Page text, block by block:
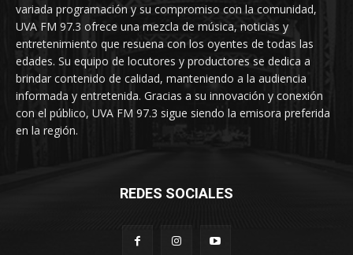
variada programación y su compromiso con la comunidad,
UVA FM 97.3 ofrece una mezcla de música, noticias y
entretenimiento que resuena con los oyentes de todas las
edades. Su equipo de locutores y productores se dedica a
brindar contenido de calidad, manteniendo a la audiencia
informada y entretenida. Gracias a su innovación y conexión
con el público, UVA FM 97.3 sigue siendo la emisora preferida
en la región.
REDES SOCIALES